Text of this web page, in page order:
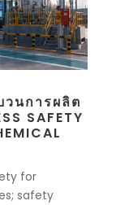
นการผลิต
SAFETY
for
safety